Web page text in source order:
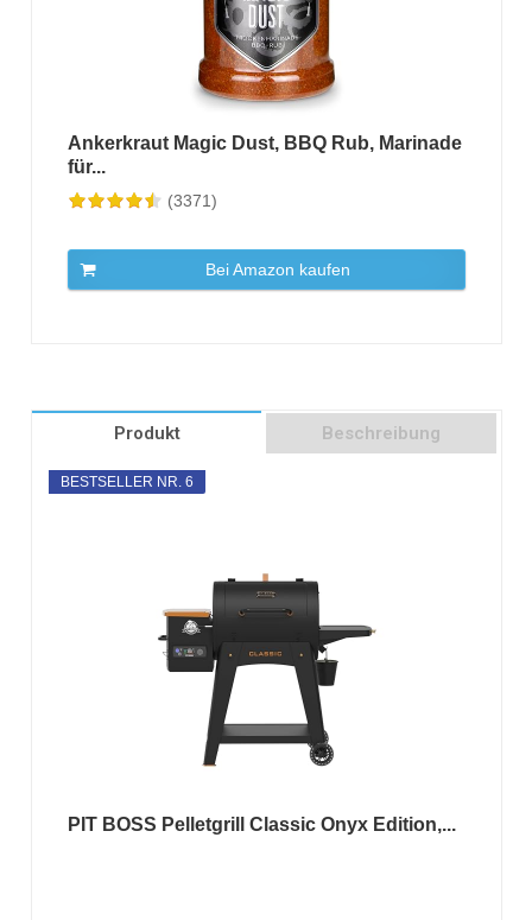
Ankerkraut Magic Dust, BBQ Rub, Marinade
für...
(3371)
Bei Amazon kaufen
Produkt Beschreibung
BESTSELLER NR. 6
PIT BOSS Pelletgrill Classic Onyx Edition,...